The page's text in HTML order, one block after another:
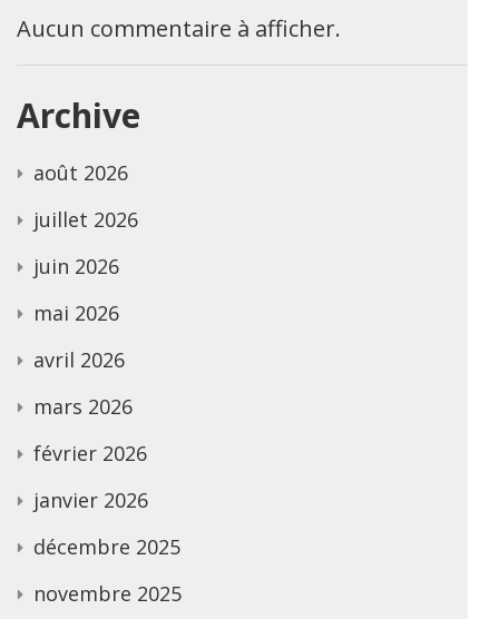
Aucun commentaire à afficher.
Archive
août 2026
juillet 2026
juin 2026
mai 2026
avril 2026
mars 2026
février 2026
janvier 2026
décembre 2025
novembre 2025